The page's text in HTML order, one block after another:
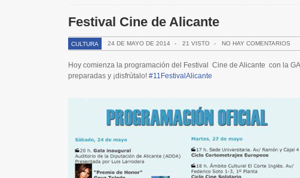
Festival Cine de Alicante
CULTURA 24 DE MAYO DE 2014 - 21 VISTO - NO HAY COMENTARIOS
Hoy comienza la programación del Festival Cine de Alicante con la
preparadas y ¡disfrútalo! #11FestivalAlicante